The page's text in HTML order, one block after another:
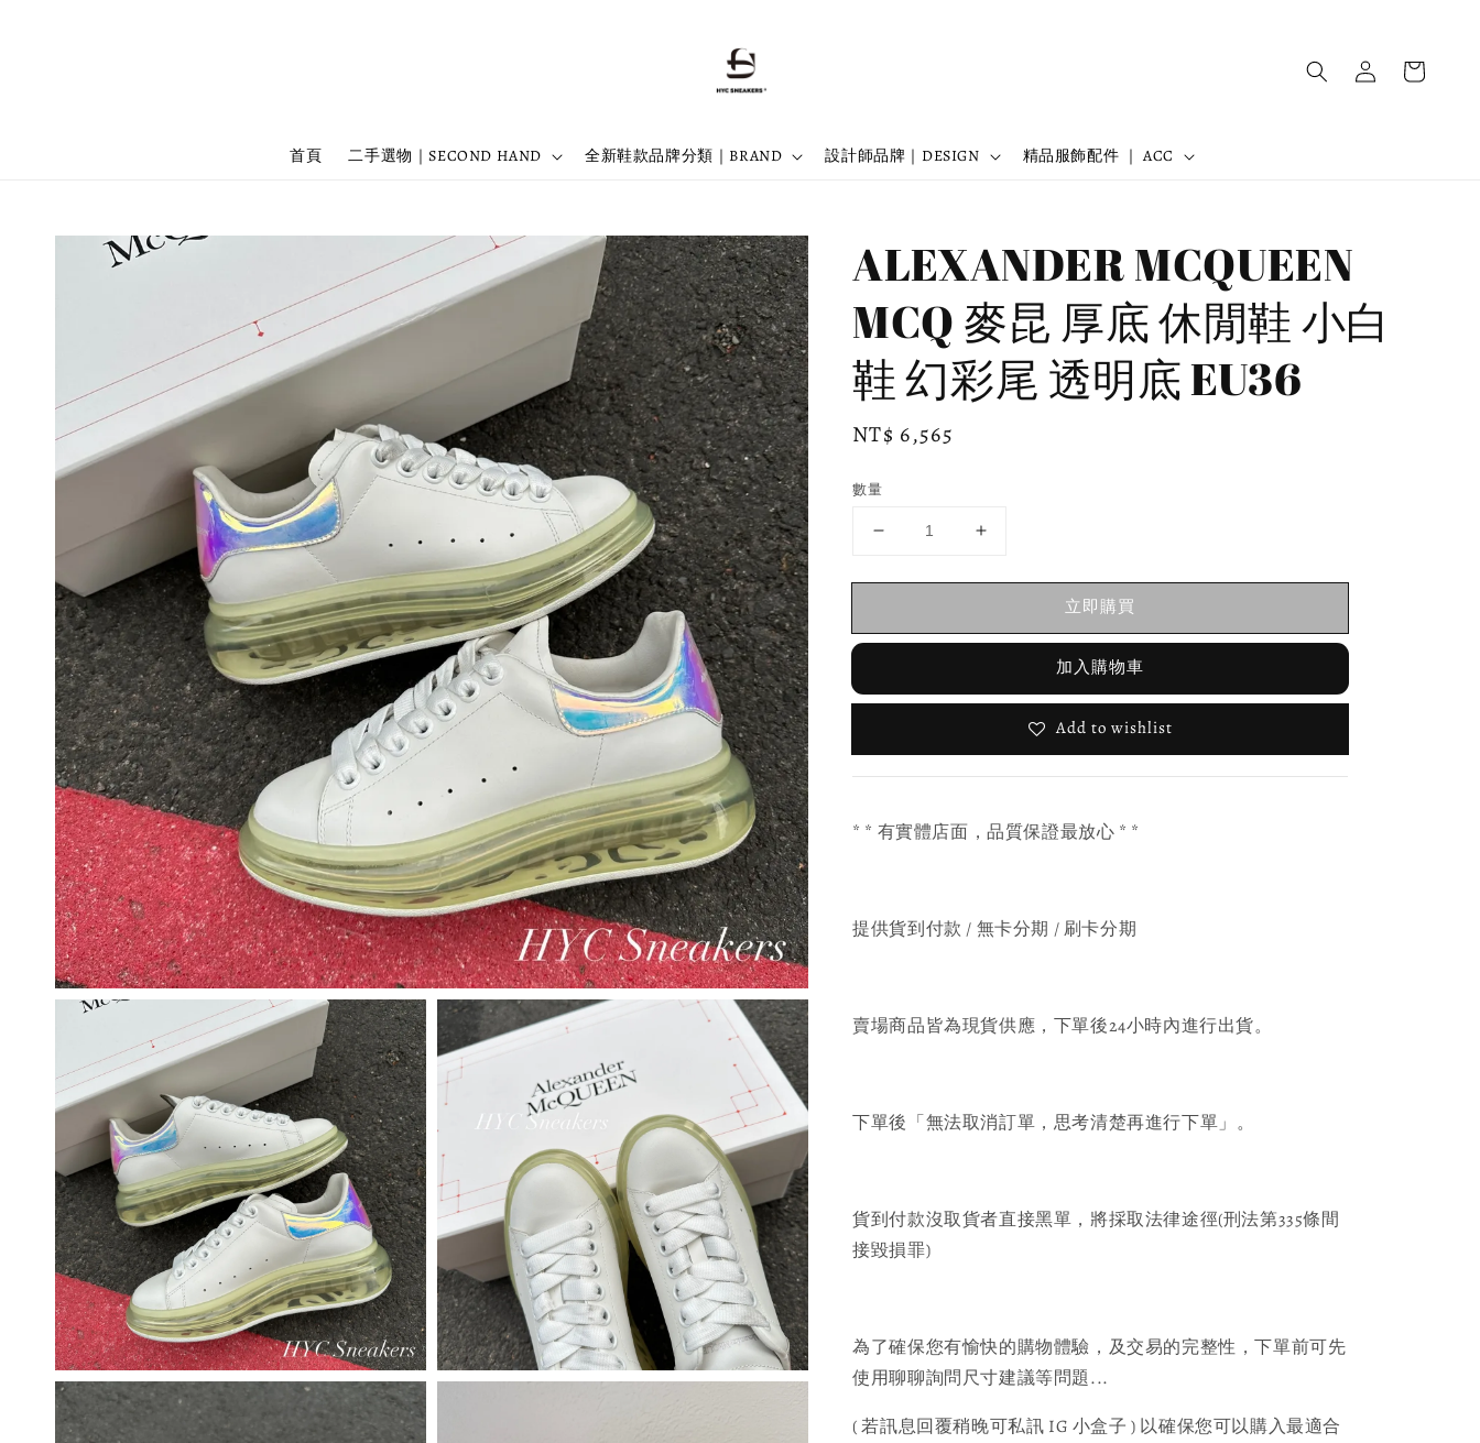
首頁 二手選物｜SECOND HAND 全新鞋款品牌分類｜BRAND 設計師品牌｜DESIGN 精品服飾配件 ｜ ACC
ALEXANDER MCQUEEN
MCQ 麥昆 厚底 休閒鞋 小白
鞋 幻彩尾 透明底 EU36
Regular
NT$ 6,565
數量
立即購買
加入購物車
Add to wishlist
* * 有實體店面，品質保證最放心 * *
提供貨到付款 / 無卡分期 / 刷卡分期
賣場商品皆為現貨供應，下單後24小時內進行出貨。
下單後「無法取消訂單，思考清楚再進行下單」。
貨到付款沒取貨者直接黑單，將採取法律途徑(刑法第335條間
接毀損罪)
為了確保您有愉快的購物體驗，及交易的完整性，下單前可先
使用聊聊詢問尺寸建議等問題...
( 若訊息回覆稍晚可私訊 IG 小盒子 ) 以確保您可以購入最適合